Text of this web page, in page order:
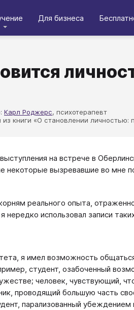
Для бизнеса
Карл Роджерс, психотерапевт
из книги «О становлении личностью:
на встрече в
некоторые вызревавшие во мне
реального опыта,
использовал записи
я имел возможность
студент, озабоченный
человек, чувствующий,
проводящий большую часть
парализованный